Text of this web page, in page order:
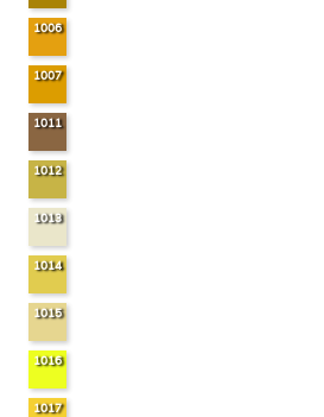
1006
1007
1011
1012
1013
1014
1015
1016
1017